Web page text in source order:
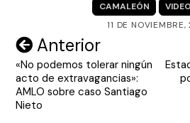
CAMALEÓN
11 DE NOVIEMBRE,
Navegación
de
entradas
Anterior
«No podemos tolerar ningún
acto de extravagancias»:
AMLO sobre caso Santiago
Nieto